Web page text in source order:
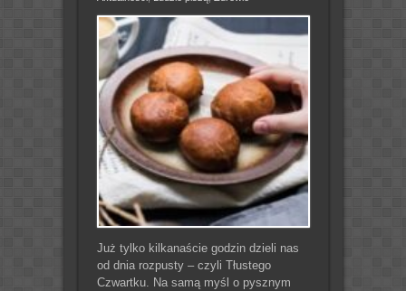
Już tylko kilkanaście godzin dzieli nas
od dnia rozpusty – czyli Tłustego
Czwartku. Na samą myśl o pysznym